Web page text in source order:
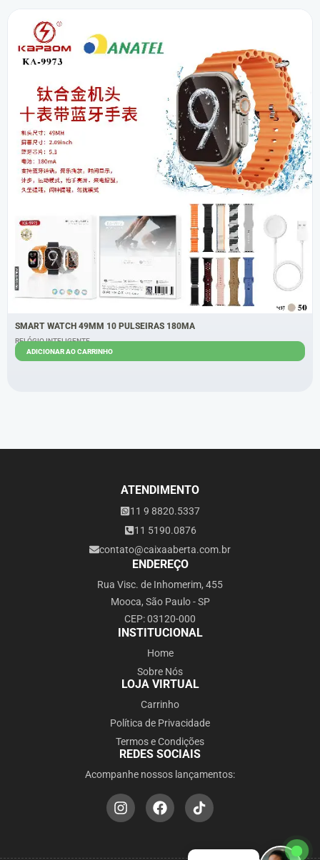
SMART WATCH 49MM 10 PULSEIRAS 180MA
RELÓGIO INTELIGENTE
ADICIONAR AO CARRINHO
ATENDIMENTO
11 9 8820.5337
11 5190.0876
contato@caixaaberta.com.br
ENDEREÇO
Rua Visc. de Inhomerim, 455
Mooca, São Paulo - SP
CEP: 03120-000
INSTITUCIONAL
Home
Sobre Nós
LOJA VIRTUAL
Carrinho
Política de Privacidade
Termos e Condições
REDES SOCIAIS
Acompanhe nossos lançamentos: